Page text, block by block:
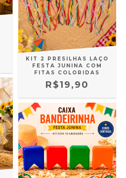
KIT 2 PRESILHAS LAÇO
FESTA JUNINA COM
FITAS COLORIDAS
R$19,90